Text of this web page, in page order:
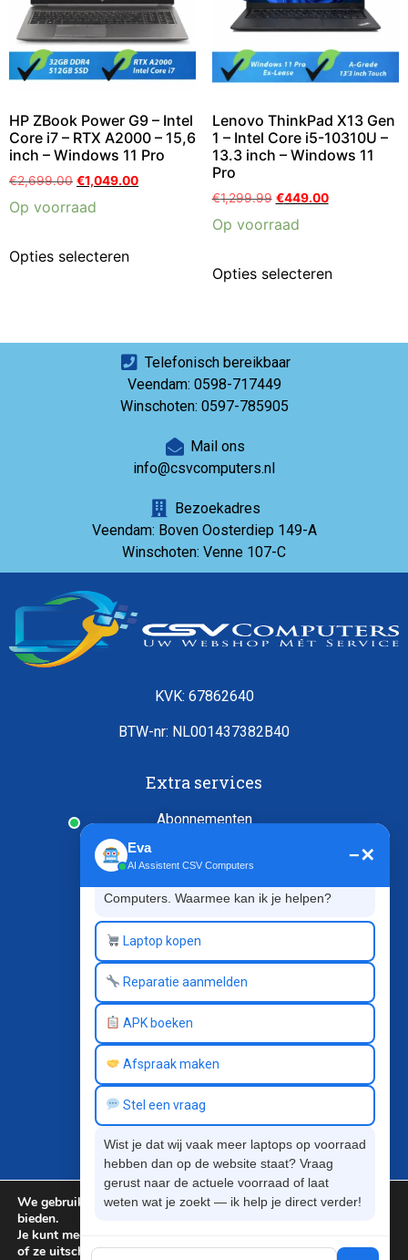
Eva
AI Assistent CSV Computers −✕
Computers. Waarmee kan ik je helpen?
Laptop kopen
Reparatie aanmelden
APK boeken
Afspraak maken
Stel een vraag
Wist je dat wij vaak meer laptops op voorraad
hebben dan op de website staat? Vraag
gerust naar de actuele voorraad of laat
weten wat je zoekt — ik help je direct verder!
HP ZBook Power G9 – Intel
Core i7 – RTX A2000 – 15,6
inch – Windows 11 Pro
€2,699.00 €1,049.00
Op voorraad
Opties selecteren
Lenovo ThinkPad X13 Gen
1 – Intel Core i5-10310U –
13.3 inch – Windows 11
Pro
€1,299.99 €449.00
Op voorraad
Opties selecteren
Telefonisch bereikbaar
Veendam: 0598-717449
Winschoten: 0597-785905
Mail ons
info@csvcomputers.nl
Bezoekadres
Veendam: Boven Oosterdiep 149-A
Winschoten: Venne 107-C
KVK: 67862640
BTW-nr: NL001437382B40
Extra services
Abonnementen
Game PC bouwen
Eigen technische dienst
Betaal in 3 termijnen met in3
Klantenservice
Verzenden en afhalen
Betaling
Privacy
inloggen
Over CSV Computers
Over ons
Contact
We gebruiken cookies om je de beste ervaring op onze site te
bieden.
Je kunt meer te weten komen over welke cookies we gebruiken
of ze uitschakelen insettings.